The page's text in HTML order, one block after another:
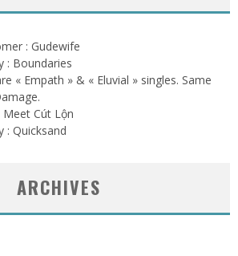
: Gudewife
: Boundaries
« Empath » & « Eluvial » singles. Same
Meet Cút Lộn
: Quicksand
ARCHIVES